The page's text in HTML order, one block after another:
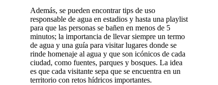
Además, se pueden encontrar tips de uso
responsable de agua en estadios y hasta una playlist
para que las personas se bañen en menos de 5
minutos; la importancia de llevar siempre un termo
de agua y una guía para visitar lugares donde se
rinde homenaje al agua y que son icónicos de cada
ciudad, como fuentes, parques y bosques. La idea
es que cada visitante sepa que se encuentra en un
territorio con retos hídricos importantes.